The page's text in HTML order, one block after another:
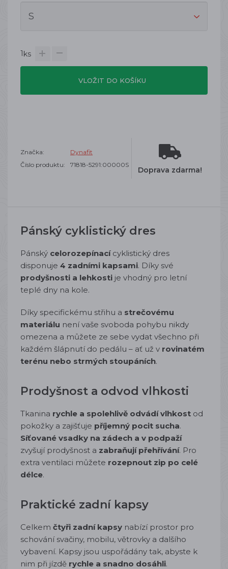
1ks
VLOŽIT DO KOŠÍKU
Značka:
Dynafit
Číslo produktu:
71818-5291:00000S
Doprava zdarma!
Pánský cyklistický dres
Pánský celorozepínacícyklistický dres
disponuje 4 zadními kapsami. Díky své
prodyšnosti a lehkosti je vhodný pro letní
teplé dny na kole.
Díky specifickému střihu a strečovému
materiálu není vaše svoboda pohybu nikdy
omezena a můžete ze sebe vydat všechno při
každém šlápnutí do pedálu – ať už v rovinatém
terénu nebo strmých stoupáních.
Prodyšnost a odvod vlhkosti
Tkanina rychle a spolehlivě odvádí vlhkost od
pokožky a zajišťuje příjemný pocit sucha.
Síťované vsadky na zádech a v podpaží
zvyšují prodyšnost a zabraňují přehřívání. Pro
extra ventilaci můžete rozepnout zip po celé
délce.
Praktické zadní kapsy
Celkem čtyři zadní kapsy nabízí prostor pro
schování svačiny, mobilu, větrovky a dalšího
vybavení. Kapsy jsou uspořádány tak, abyste k
nim při jízdě rychle a snadno dosáhli.